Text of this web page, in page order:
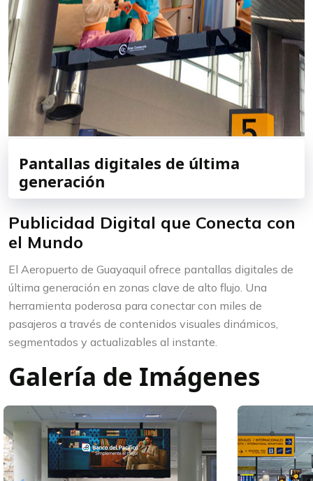
Pantallas digitales de última
generación
Publicidad Digital que Conecta con
el Mundo
El Aeropuerto de Guayaquil ofrece pantallas digitales de
última generación en zonas clave de alto flujo. Una
herramienta poderosa para conectar con miles de
pasajeros a través de contenidos visuales dinámicos,
segmentados y actualizables al instante.
Galería de Imágenes